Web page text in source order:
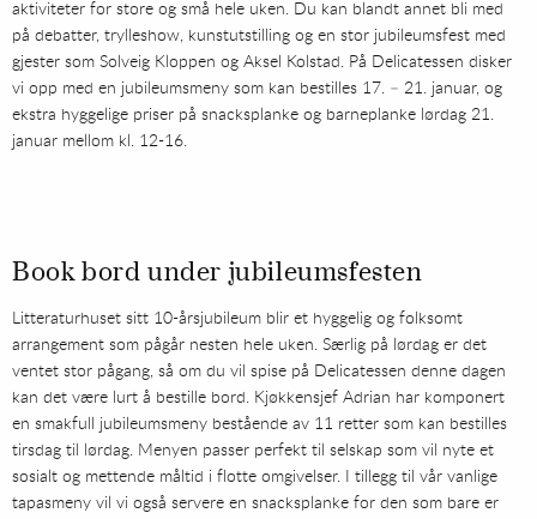
aktiviteter for store og små hele uken. Du kan blandt annet bli med
på debatter, trylleshow, kunstutstilling og en stor jubileumsfest med
gjester som Solveig Kloppen og Aksel Kolstad. På Delicatessen disker
vi opp med en jubileumsmeny som kan bestilles 17. – 21. januar, og
ekstra hyggelige priser på snacksplanke og barneplanke lørdag 21.
januar mellom kl. 12-16.
Book bord under jubileumsfesten
Litteraturhuset sitt 10-årsjubileum blir et hyggelig og folksomt
arrangement som pågår nesten hele uken. Særlig på lørdag er det
ventet stor pågang, så om du vil spise på Delicatessen denne dagen
kan det være lurt å bestille bord. Kjøkkensjef Adrian har komponert
en smakfull jubileumsmeny bestående av 11 retter som kan bestilles
tirsdag til lørdag. Menyen passer perfekt til selskap som vil nyte et
sosialt og mettende måltid i flotte omgivelser. I tillegg til vår vanlige
tapasmeny vil vi også servere en snacksplanke for den som bare er